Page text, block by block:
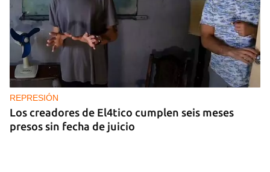
REPRESIÓN
Los creadores de El4tico cumplen seis meses
presos sin fecha de juicio